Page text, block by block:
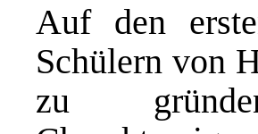
Auf den
Schülern von
zu